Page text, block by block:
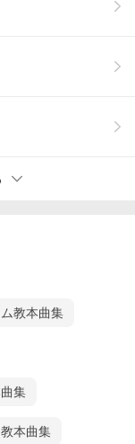
教本曲集
集
本曲集